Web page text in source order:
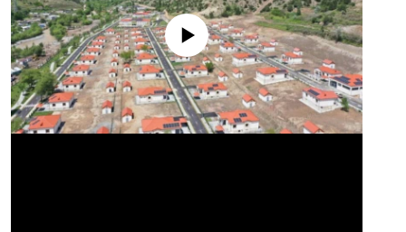
No media source currently available